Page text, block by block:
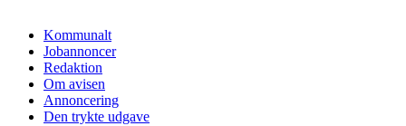
Kommunalt
Jobannoncer
Redaktion
Om avisen
Annoncering
Den trykte udgave